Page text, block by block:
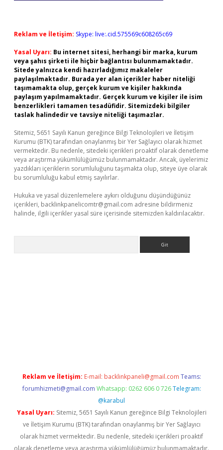
Reklam ve İletişim: Skype: live:.cid.575569c608265c69
Yasal Uyarı: Bu internet sitesi, herhangi bir marka, kurum
veya şahıs şirketi ile hiçbir bağlantısı bulunmamaktadır.
Sitede yalnızca kendi hazırladığımız makaleler
paylaşılmaktadır. Burada yer alan içerikler haber niteliği
taşımamakta olup, gerçek kurum ve kişiler hakkında
paylaşım yapılmamaktadır. Gerçek kurum ve kişiler ile isim
benzerlikleri tamamen tesadüfidir. Sitemizdeki bilgiler
taslak halindedir ve tavsiye niteliği taşımazlar.
Sitemiz, 5651 Sayılı Kanun gereğince Bilgi Teknolojileri ve İletişim
Kurumu (BTK) tarafından onaylanmış bir Yer Sağlayıcı olarak hizmet
vermektedir. Bu nedenle, sitedeki içerikleri proaktif olarak denetleme
veya araştırma yükümlülüğümüz bulunmamaktadır. Ancak, üyelerimiz
yazdıkları içeriklerin sorumluluğunu taşımakta olup, siteye üye olarak
bu sorumluluğu kabul etmiş sayılırlar.
Hukuka ve yasal düzenlemelere aykırı olduğunu düşündüğünüz
içerikleri, backlinkpanelicomtr@gmail.com adresine bildirmeniz
halinde, ilgili içerikler yasal süre içerisinde sitemizden kaldırılacaktır.
Reklam ve İletişim: E-mail: backlinkpaneli@gmail.com Teams:
forumhizmeti@gmail.com Whatsapp: 0262 606 0 726 Telegram:
@karabul
Yasal Uyarı: Sitemiz, 5651 Sayılı Kanun gereğince Bilgi Teknolojileri
ve İletişim Kurumu (BTK) tarafından onaylanmış bir Yer Sağlayıcı
olarak hizmet vermektedir. Bu nedenle, sitedeki içerikleri proaktif
olarak denetleme veya araştırma yükümlülüğümüz bulunmamaktadır.